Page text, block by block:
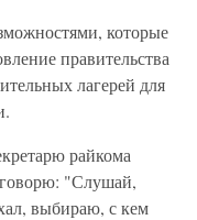
которые
правительства
лагерей для
райкома
"Слушай,
выбираю, с кем